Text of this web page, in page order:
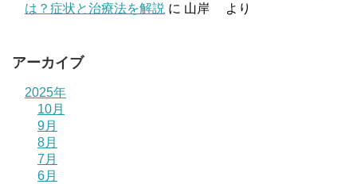
は？症状と治療法を解説 に 山岸 より
アーカイブ
2025年
10月
9月
8月
7月
6月